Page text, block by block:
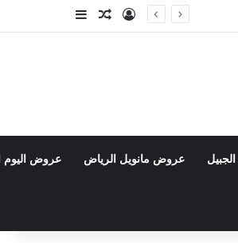
تسجيل الدخول
مقال عشوائي
إضافة عمود
عروض مانويل الرياض عروض اليوم